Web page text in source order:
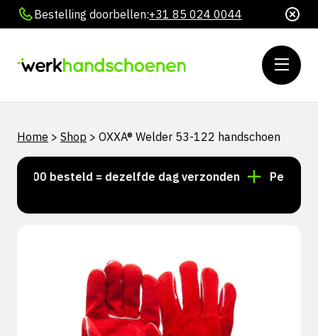
Bestelling doorbellen:+31 85 024 0044
Home > Shop > OXXA® Welder 53-122 handschoen
besteld = dezelfde dag verzonden Persoonlijk